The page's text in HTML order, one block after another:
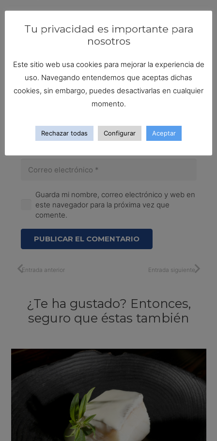
publicada. Los campos obligatorios están marcados
Guarda mi nombre, correo electrónico y web en
este navegador para la próxima vez que
comente.
PUBLICAR EL COMENTARIO
Entrada anterior Entrada siguiente
¿Te ha gustado? Entonces,
seguro que éstas también
Tu privacidad es importante para
nosotros
Este sitio web usa cookies para mejorar la experiencia de
uso. Navegando entendemos que aceptas dichas
cookies, sin embargo, puedes desactivarlas en cualquier
momento.
Rechazar todas Configurar Aceptar